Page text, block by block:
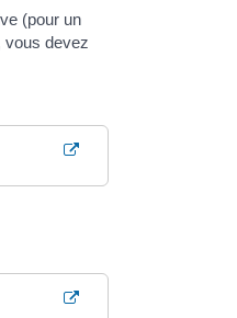
(pour un
vous devez